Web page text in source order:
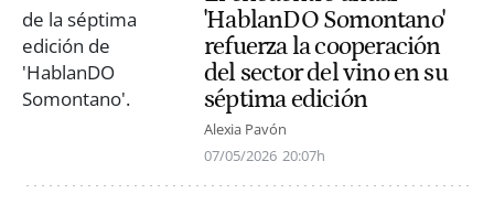
'HablanDO Somontano'
refuerza la cooperación
del sector del vino en su
séptima edición
Alexia Pavón
07/05/2026 20:07h